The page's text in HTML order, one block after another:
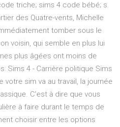
triche; sims 4 code bébé; s.
des Quatre-vents, Michelle
tomber sous le
voisin, qui semble en plus lui
plus âgées ont moins de
Sims 4 - Carrière politique Sims
votre sim va au travail, la journée
C'est à dire que vous
à faire durant le temps de
choisir entre les options